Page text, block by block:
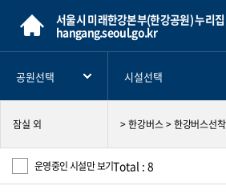
서울시 미래한강본부(한강공원) 누리집
hangang.seoul.go.kr
공원선택 시설선택
잠실 외 > 한강버스 > 한강버스선
운영중인 시설만 보기Total : 8